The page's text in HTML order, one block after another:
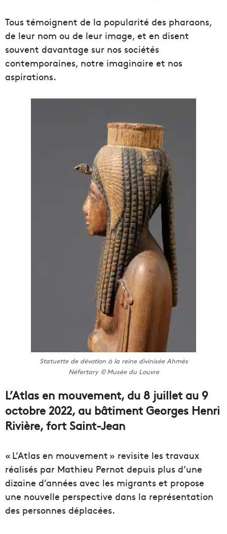
Tous témoignent de la popularité des pharaons,
de leur nom ou de leur image, et en disent
souvent davantage sur nos sociétés
contemporaines, notre imaginaire et nos
aspirations.
Statuette de dévotion à la reine divinisée Ahmès
Néfertary © Musée du Louvre
L’Atlas en mouvement, du 8 juillet au 9
octobre 2022, au bâtiment Georges Henri
Rivière, fort Saint-Jean
« L’Atlas en mouvement » revisite les travaux
réalisés par Mathieu Pernot depuis plus d’une
dizaine d’années avec les migrants et propose
une nouvelle perspective dans la représentation
des personnes déplacées.